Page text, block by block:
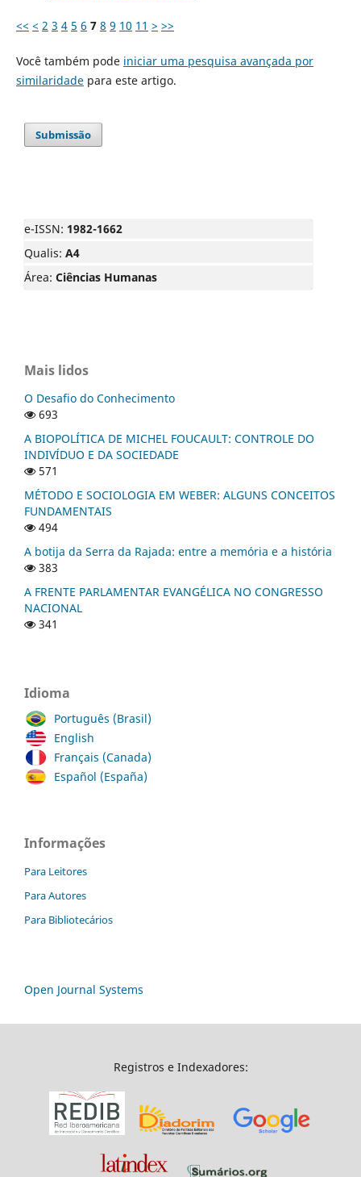
<< < 2 3 4 5 6 7 8 9 10 11 > >>
Você também pode iniciar uma pesquisa avançada por
similaridadepara este artigo.
Submissão
e-ISSN: 1982-1662
Qualis: A4
Área: Ciências Humanas
Mais lidos
O Desafio do Conhecimento
693
A BIOPOLÍTICA DE MICHEL FOUCAULT: CONTROLE DO
INDIVÍDUO E DA SOCIEDADE
571
MÉTODO E SOCIOLOGIA EM WEBER: ALGUNS CONCEITOS
FUNDAMENTAIS
494
A botija da Serra da Rajada: entre a memória e a história
383
A FRENTE PARLAMENTAR EVANGÉLICA NO CONGRESSO
NACIONAL
341
Idioma
Português (Brasil)
English
Français (Canada)
Español (España)
Informações
Para Leitores
Para Autores
Para Bibliotecários
Open Journal Systems
Registros e Indexadores: